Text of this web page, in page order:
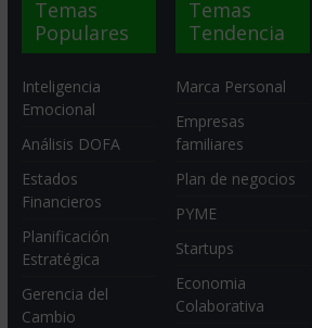
Temas
Populares
Inteligencia
Emocional
Análisis DOFA
Estados
Financieros
Planificación
Estratégica
Gerencia del
Cambio
Temas
Tendencia
Marca Personal
Empresas
familiares
Plan de negocios
PYME
Startups
Economia
Colaborativa